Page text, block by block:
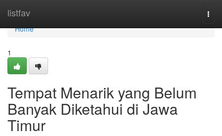
listfav
Home
Home
1
Tempat Menarik yang Belum
Banyak Diketahui di Jawa
Timur